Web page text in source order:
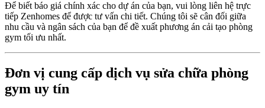
Để biết báo giá chính xác cho dự án của bạn, vui lòng liên hệ trực
tiếp Zenhomes để được tư vấn chi tiết. Chúng tôi sẽ cân đối giữa
nhu cầu và ngân sách của bạn để đề xuất phương án cải tạo phòng
gym tối ưu nhất.
Đơn vị cung cấp dịch vụ sửa chữa phòng
gym uy tín